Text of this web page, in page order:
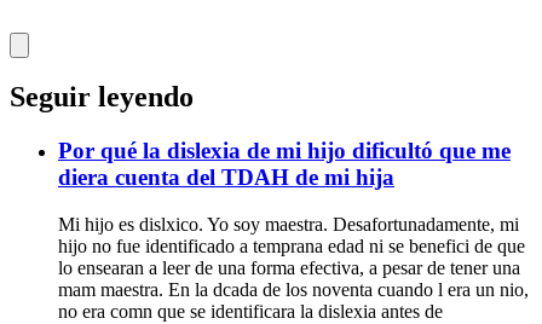
Seguir leyendo
Por qué la dislexia de mi hijo dificultó que me
diera cuenta del TDAH de mi hija
Mi hijo es dislxico. Yo soy maestra. Desafortunadamente, mi
hijo no fue identificado a temprana edad ni se benefici de que
lo ensearan a leer de una forma efectiva, a pesar de tener una
mam maestra. En la dcada de los noventa cuando l era un nio,
no era comn que se identificara la dislexia antes de